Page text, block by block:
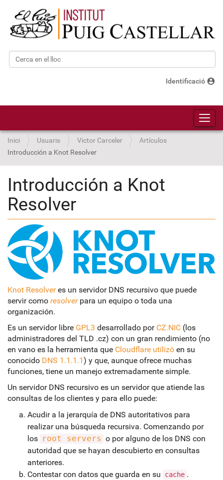
Cerca
Identificació account_circle
Inici Usuaris Victor Carceler
Artículos
Introducción a Knot Resolver
Introducción a Knot
Resolver
Knot Resolveres un servidor DNS recursivo que puede
servir como resolverpara un equipo o toda una
organización.
Es un servidor libre GPL3 desarrollado por CZ.NIC (los
administradores del TLD .cz) con un gran rendimiento (no
en vano es la herramienta que Cloudflare utilizó en su
conocido DNS 1.1.1.1) y que, aunque ofrece muchas
funciones, tiene un manejo extremadamente simple.
Un servidor DNS recursivo es un servidor que atiende las
consultas de los clientes y para ello puede:
Acudir a la jerarquía de DNS autoritativos para
realizar una búsqueda recursiva. Comenzando por
los root servers o por alguno de los DNS con
autoridad que se hayan descubierto en consultas
anteriores.
Contestar con datos que guarda en su
cache .